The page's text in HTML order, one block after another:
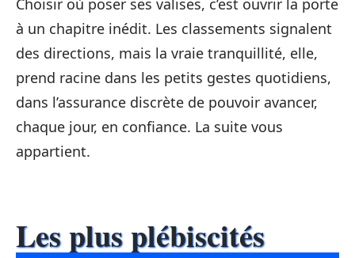
Choisir où poser ses valises, c’est ouvrir la porte
à un chapitre inédit. Les classements signalent
des directions, mais la vraie tranquillité, elle,
prend racine dans les petits gestes quotidiens,
dans l’assurance discrète de pouvoir avancer,
chaque jour, en confiance. La suite vous
appartient.
Les plus plébiscités